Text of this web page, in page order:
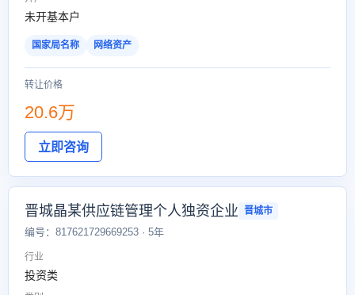
未开基本户
国家局名称 网络资产
转让价格
20.6万
立即咨询
晋城晶某供应链管理个人独资企业 晋城市
编号：817621729669253 · 5年
行业
投资类